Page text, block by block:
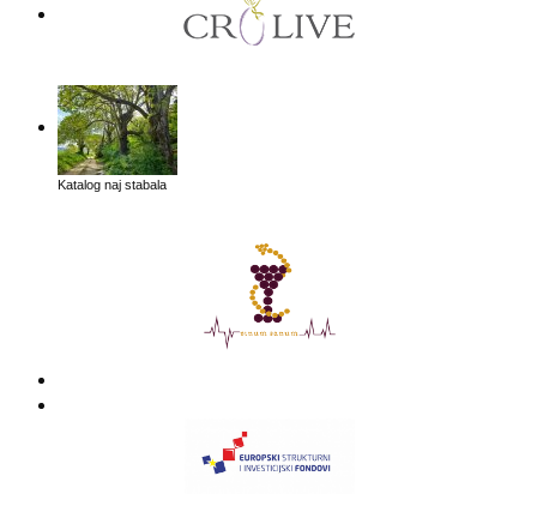
Katalog naj stabala